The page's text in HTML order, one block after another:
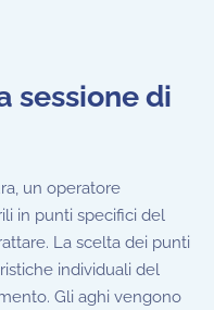
sessione di
un operatore
in punti specifici del
La scelta dei punti
individuali del
Gli aghi vengono